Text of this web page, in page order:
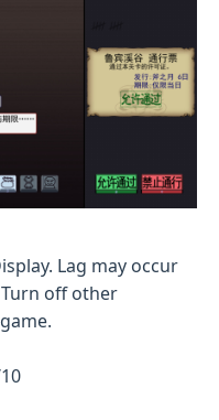
Lag may occur
off other